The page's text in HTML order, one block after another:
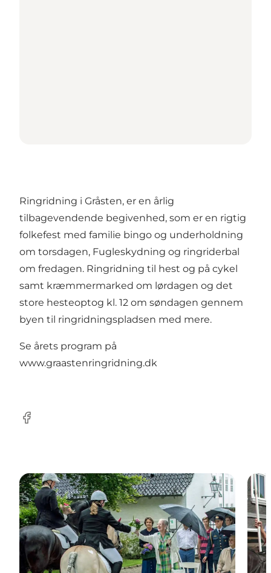
Ringridning i Gråsten, er en årlig
tilbagevendende begivenhed, som er en rigtig
folkefest med familie bingo og underholdning
om torsdagen, Fugleskydning og ringriderbal
om fredagen. Ringridning til hest og på cykel
samt kræmmermarked om lørdagen og det
store hesteoptog kl. 12 om søndagen gennem
byen til ringridningspladsen med mere.
Se årets program på
www.graastenringridning.dk
Facebook